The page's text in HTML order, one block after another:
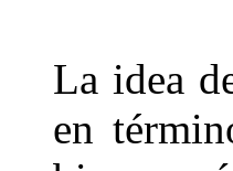
La idea
en